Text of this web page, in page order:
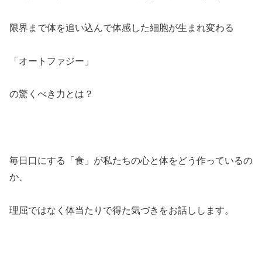
限界まで体を追い込んで体感した細胞が生まれ変わる
「オートファジー」
の驚くべき力とは？
毎日口にする「食」が私たちの心と体をどう作っているの
か、
理屈ではなく体当たりで得た気づきをお話しします。